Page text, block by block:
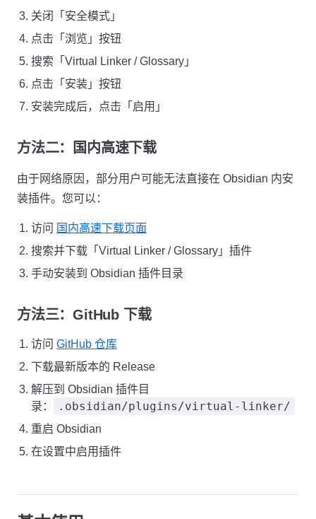
关闭「安全模式」
点击「浏览」按钮
搜索「Virtual Linker / Glossary」
点击「安装」按钮
安装完成后，点击「启用」
方法二：国内高速下载
由于网络原因，部分用户可能无法直接在 Obsidian 内安
装插件。您可以：
访问 国内高速下载页面
搜索并下载「Virtual Linker / Glossary」插件
手动安装到 Obsidian 插件目录
方法三：GitHub 下载
访问 GitHub 仓库
下载最新版本的 Release
解压到 Obsidian 插件目
录：
.obsidian/plugins/virtual-linker/
重启 Obsidian
在设置中启用插件